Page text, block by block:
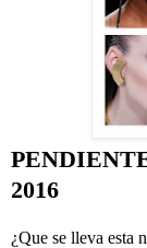
2016
¿Que se lleva esta